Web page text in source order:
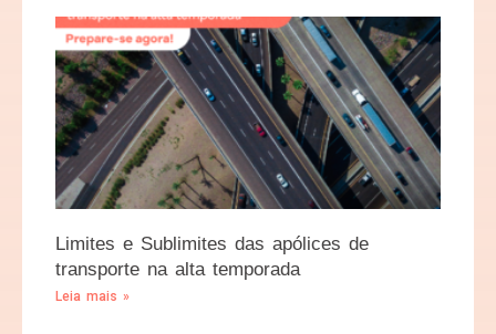
Limites e Sublimites das apólices de
transporte na alta temporada
Leia mais »